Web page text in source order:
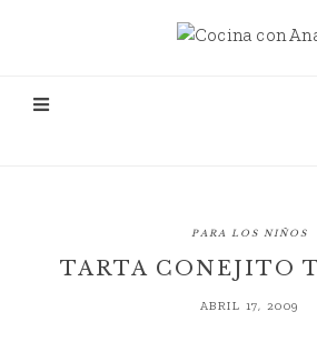
PARA LOS NIÑOS
TARTA CONEJITO
ABRIL 17, 2009